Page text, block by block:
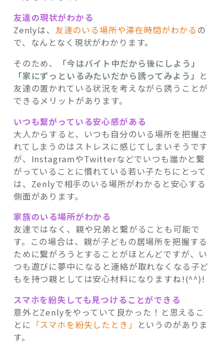
友達の現状がわかる
Zenlyは、 友達のいる場所や滞在時間がわかる の
で、なんとなく現状がわかります。
そのため、
「今はバイト中だから後にしよう」
「家にずっといるみたいだから誘ってみよう」 と
友達の置かれている状況を考えながら誘うことが
できるメリットがあります。
いつも繋がっている安心感がある
大人からすると、いつも自分のいる場所を把握さ
れてしまうのはストレスに感じてしまいそうです
が、InstagramやTwitterなどでいつも誰かと繋
がっていることに慣れている若い子たちにとって
は、Zenlyで相手のいる場所がわかると安心する
側面があります。
家族のいる場所がわかる
友達ではなく、親や兄弟と繋がることも可能で
す。この場合は、親が子どもの居場所を把握する
ために繋がろうとすることがほとんどですが、い
つも遊びに夢中になると連絡が取れなくなる子ど
もを持つ親としては安心材料になりますね!(^^)!
スマホを紛失しても見つけることができる
意外とZenlyをやっていて良かった！と思えるこ
とに 「スマホを紛失したとき」
というのがありま
す。